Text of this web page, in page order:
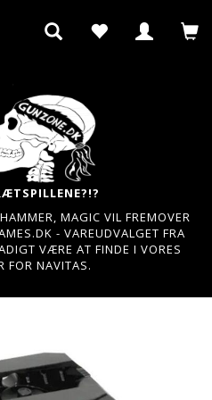
MAGIC VIL FREMOVER
- VAREUDVALGET FRA
VÆRE AT FINDE I VORES
FOR NAVITAS.